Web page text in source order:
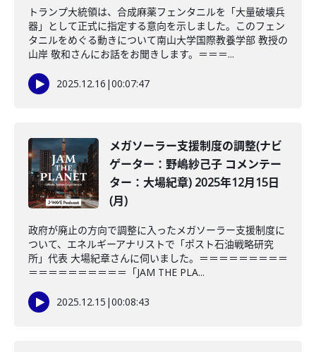
トランプ大統領は、合成麻薬フェンタニルを「大量破壊兵
器」として正式に指定する意向を示しました。このフェン
タニルをめぐる動きについて南山大学国際教養学部 教授の
山岸 敬和さんにお話をお聞きします。＝＝＝...
2025.12.16 |00:07:47
メガソーラー支援制度の調整(ナビ
ゲーター：野嶋紗己子 コメンテー
ター：大場紀章) 2025年12月15日
(月)
政府が廃止の方向で調整に入ったメガソーラー支援制度に
ついて、エネルギーアナリストで「ポスト石油戦略研究
所」代表 大場紀章さんに伺いました。＝＝＝＝＝＝＝＝＝
＝＝＝＝＝＝＝＝＝＝「JAM THE PLA...
2025.12.15 |00:08:43